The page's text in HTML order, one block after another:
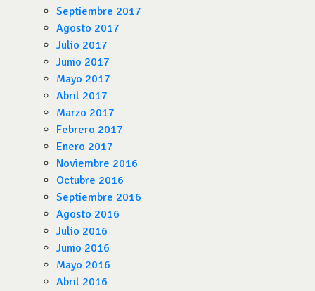
Septiembre 2017
Agosto 2017
Julio 2017
Junio 2017
Mayo 2017
Abril 2017
Marzo 2017
Febrero 2017
Enero 2017
Noviembre 2016
Octubre 2016
Septiembre 2016
Agosto 2016
Julio 2016
Junio 2016
Mayo 2016
Abril 2016